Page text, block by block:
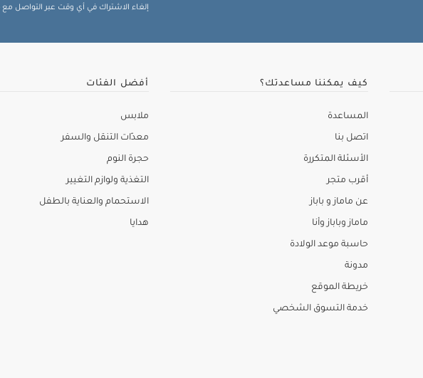
إلغاء الاشتراك في أي وقت عبر التواصل مع
كيف يمكننا مساعدتك؟
المساعدة
اتصل بنا
الأسئلة المتكررة
أقرب متجر
عن ماماز و باباز
ماماز وباباز وأنا
حاسبة موعد الولادة
مدونة
خريطة الموقع
خدمة التسوق الشخصي
أفضل الفئات
ملابس
معدّات التنقل والسفر
حجرة النوم
التغذية ولوازم التغيير
الاستحمام والعناية بالطفل
هدايا